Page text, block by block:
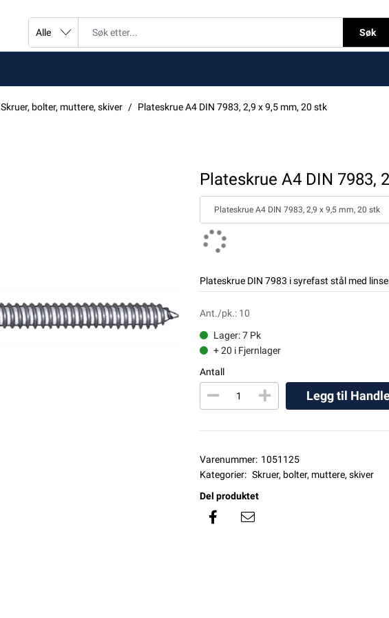
Søk
Skruer, bolter, muttere, skiver Plateskrue A4 DIN 7983, 2,9 x 9,5 mm, 20 stk
Plateskrue A4 DIN 7983,
Plateskrue A4 DIN 7983, 2,9 x 9,5 mm, 20 stk
Plateskrue DIN 7983 i syrefast stål med
Ant./pk.: 10
Lager: 7 Pk
+ 20 i Fjernlager
Antall
Legg til
Varenummer: 1051125
Kategorier: Skruer, bolter, muttere, skiver
Del produktet